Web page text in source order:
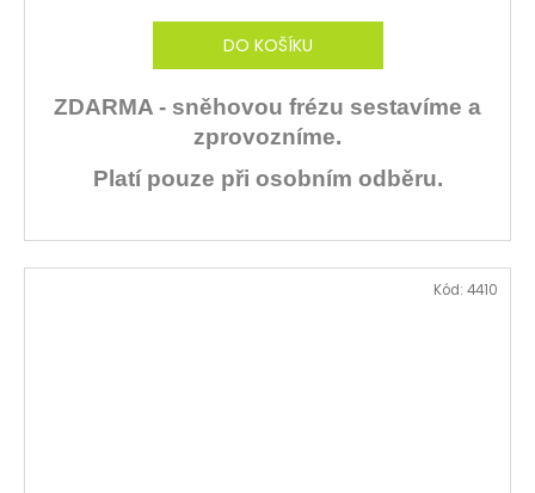
DO KOŠÍKU
ZDARMA - sněhovou frézu sestavíme a
zprovozníme.
Platí pouze při osobním odběru.
Kód: 4410